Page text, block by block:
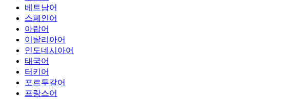
베트남어
스페인어
아랍어
이탈리아어
인도네시아어
태국어
터키어
포르투갈어
프랑스어